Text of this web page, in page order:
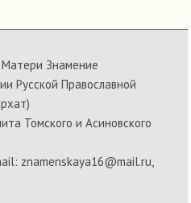
Знамение
Русской Православной
Томского и Асиновского
znamenskaya16@mail.ru,